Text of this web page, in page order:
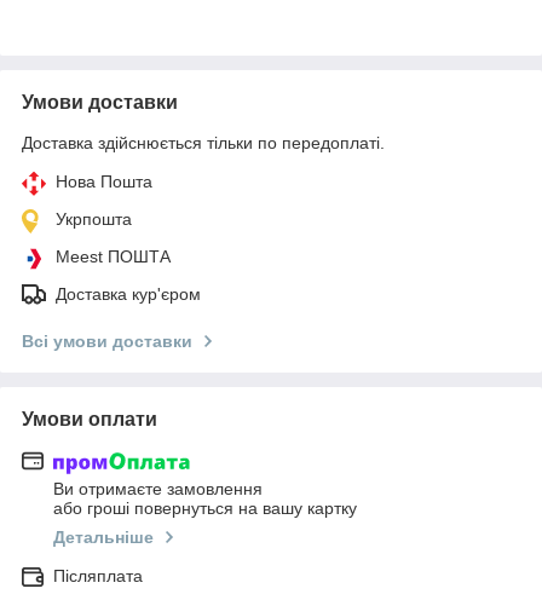
Умови доставки
Доставка здійснюється тільки по передоплаті.
Нова Пошта
Укрпошта
Meest ПОШТА
Доставка кур'єром
Всі умови доставки
Умови оплати
Ви отримаєте замовлення
або гроші повернуться на вашу картку
Детальніше
Післяплата